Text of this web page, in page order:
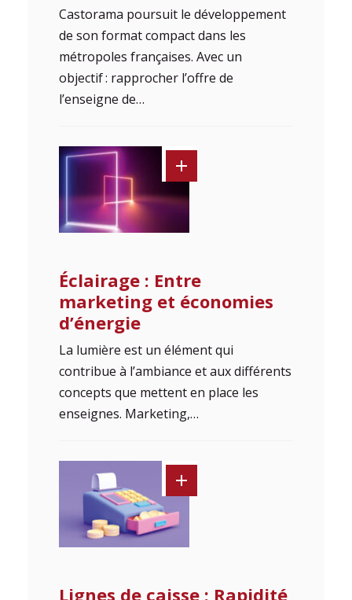
Castorama poursuit le développement
de son format compact dans les
métropoles françaises. Avec un
objectif : rapprocher l’offre de
l’enseigne de…
Éclairage : Entre
marketing et économies
d’énergie
La lumière est un élément qui
contribue à l’ambiance et aux différents
concepts que mettent en place les
enseignes. Marketing,…
Lignes de caisse : Rapidité